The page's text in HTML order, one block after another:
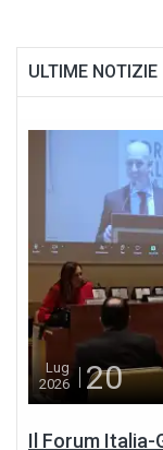
ULTIME NOTIZIE
Lug
2026
20
Il Forum Italia-